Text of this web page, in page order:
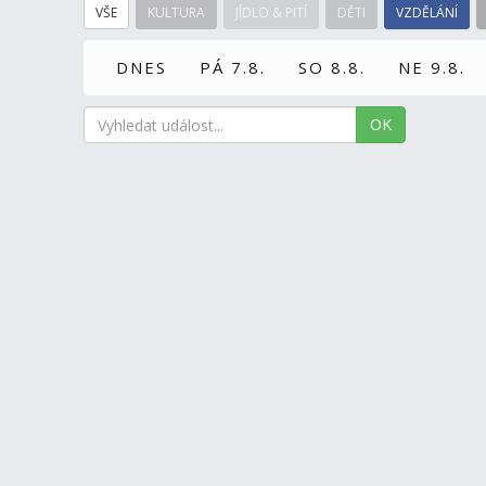
VŠE KULTURA JÍDLO & PITÍ DĚTI VZDĚLÁNÍ
DNES PÁ 7.8. SO 8.8. NE 9.8.
OK